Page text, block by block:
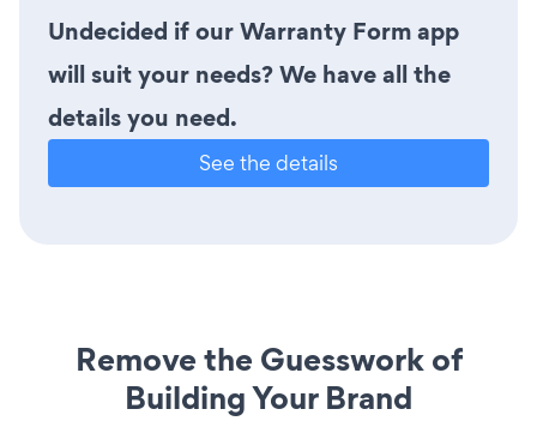
Undecided if our Warranty Form app
will suit your needs? We have all the
details you need.
See the details
Remove the Guesswork of
Building Your Brand